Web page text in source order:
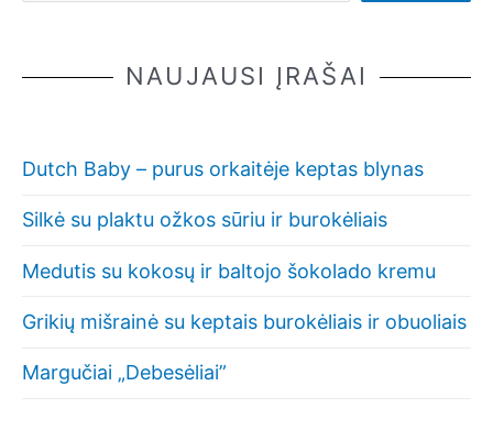
NAUJAUSI ĮRAŠAI
Dutch Baby – purus orkaitėje keptas blynas
Silkė su plaktu ožkos sūriu ir burokėliais
Medutis su kokosų ir baltojo šokolado kremu
Grikių mišrainė su keptais burokėliais ir obuoliais
Margučiai „Debesėliai”